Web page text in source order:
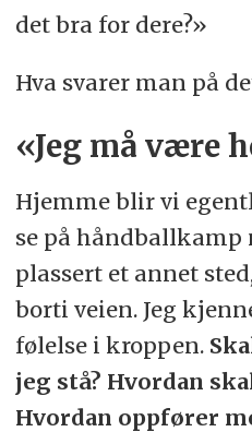
det bra for dere?»
Hva svarer man på
«Jeg må være
Hjemme blir vi
se på håndballkamp
plassert et annet
borti veien. Jeg
følelse i kroppen.
jeg stå? Hvordan
Hvordan oppfører